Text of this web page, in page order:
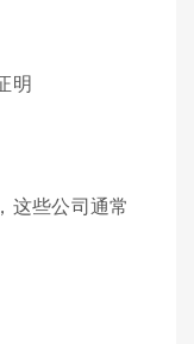
明
这些公司通常